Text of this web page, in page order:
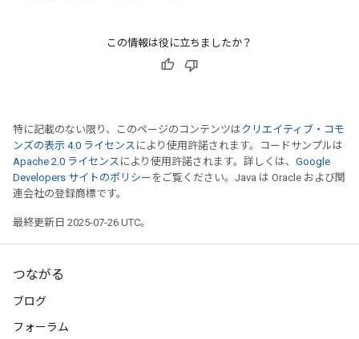
この情報は役に立ちましたか？
特に記載のない限り、このページのコンテンツはクリエイティブ・コモ
ンズの表示 4.0 ライセンス により使用許諾されます。コードサンプルは
Apache 2.0 ライセンス により使用許諾されます。詳しくは、 Google
Developers サイトのポリシー をご覧ください。Java は Oracle および関
連会社の登録商標です。
最終更新日 2025-07-26 UTC。
つながる
ブログ
フォーラム